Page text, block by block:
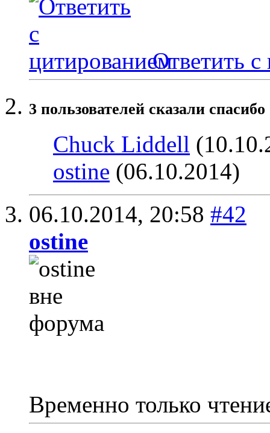
Ответить с
3 пользователей сказали
Chuck Liddell
ostine (06.10.2014)
06.10.2014, 20:58 #42
ostine
Временно только